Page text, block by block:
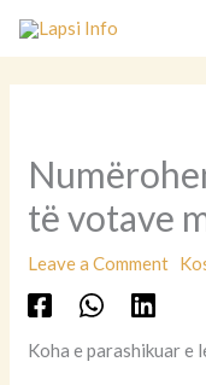
të votave
Leave a Comment
Koha e parashikuar e